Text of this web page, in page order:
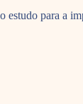
para a